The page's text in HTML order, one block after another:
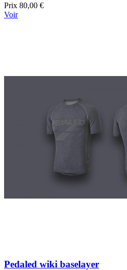
Prix 80,00 €
Voir
Pedaled wiki baselayer